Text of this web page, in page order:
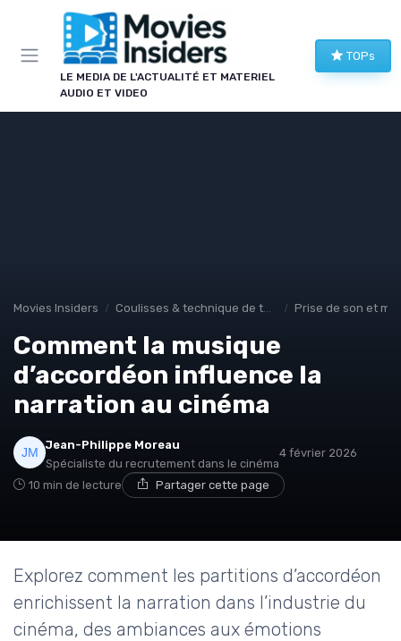
LE MEDIA DE L'ACTUALITÉ ET MATERIEL
AUDIO ET VIDEO
TOPs
Movies Insiders Coulisses & technique de tournage Prise de son et
Comment la musique
d’accordéon influence la
narration au cinéma
Jean-Philippe Moreau
Spécialiste du recrutement dans le cinéma
4 février 2026
10 min de lecture Partager cette page
Explorez comment les partitions d’accordéon
enrichissent la narration dans l’industrie du
cinéma, des ambiances aux émotions
Panneau de gestion des cookies